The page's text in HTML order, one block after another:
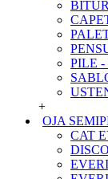
PILE -
+
OJA
CAT